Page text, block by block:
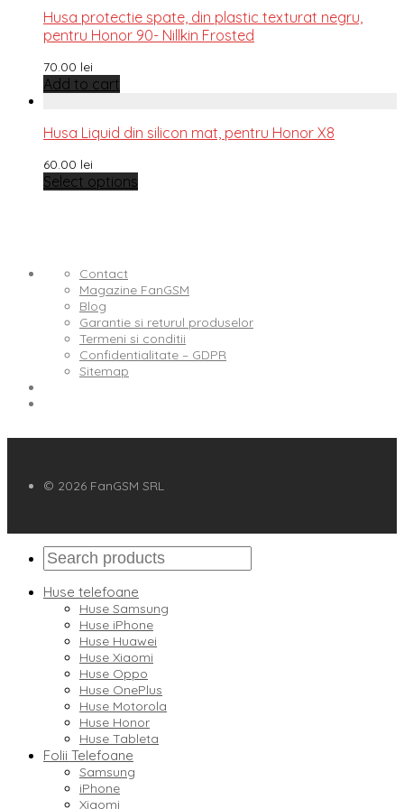
Husa protectie spate, din plastic texturat negru,
pentru Honor 90- Nillkin Frosted
70.00 lei
Add to cart
Husa Liquid din silicon mat, pentru Honor X8
60.00 lei
Select options
Contact
Magazine FanGSM
Blog
Garantie si returul produselor
Termeni si conditii
Confidentialitate – GDPR
Sitemap
© 2026 FanGSM SRL
Huse telefoane
Huse Samsung
Huse iPhone
Huse Huawei
Huse Xiaomi
Huse Oppo
Huse OnePlus
Huse Motorola
Huse Honor
Huse Tableta
Folii Telefoane
Samsung
iPhone
Xiaomi